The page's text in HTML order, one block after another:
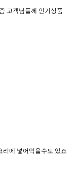
고객님들께 인기상품
리에 넣어먹을수도 있죠